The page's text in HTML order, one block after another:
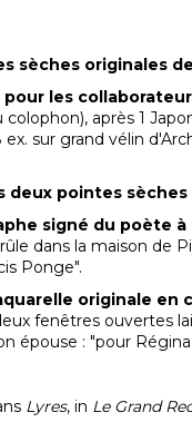
sèches originales
pour les
après 1
sur grand vélin
pointes sèches
signé du poète
dans la maison de
Ponge".
originale en
fenêtres ouvertes
épouse : "pour
Lyres, in Le Grand